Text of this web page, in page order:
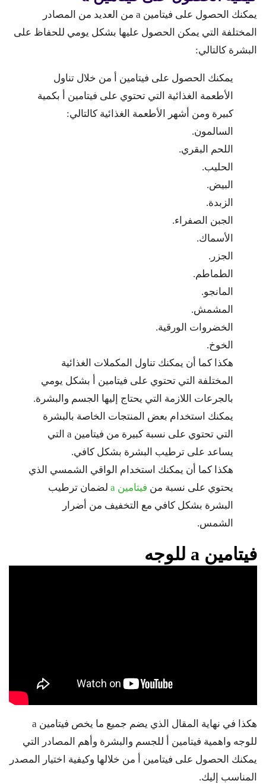
يمكنك الحصول على فيتامين a من العديد من المصادر
المختلفة التي يمكن الحصول عليها بشكل يومي للحفاظ على
البشرة كالتالي:
يمكنك الحصول على فيتامين أ من خلال تناول
الأطعمة الغذائية التي تحتوي على فيتامين أ بكمية
كبيرة ومن أشهر الأطعمة الغذائية كالتالي:
السالمون.
اللحم البقري.
الحليب.
البيض.
الزبدة.
الجبن الصفراء.
الأسماك.
الجزر.
الطماطم.
المانجو.
المشمش.
الخضروات الورقية.
الخوخ.
هكذا كما أن يمكنك تناول المكملات الغذائية
المختلفة التي تحتوي على فيتامين أ بشكل يومي
بالجرعات اللازمة التي يحتاج إليها الجسم والبشرة.
يمكنك استخدام بعض المنتجات الخاصة بالبشرة
التي تحتوي على نسبة كبيرة من فيتامين a التي
يساعد على ترطيب البشرة بشكل كافي.
هكذا كما أن يمكنك استخدام الواقي الشمسي الذي
يحتوي على نسبة من فيتامين a
لضمان ترطيب
البشرة بشكل كافي مع التخفيف من أضرار
الشمس.
فيتامين a للوجه
هكذا في نهاية المقال الذي يضم جميع ما يخص فيتامين a
للوجه واهمية فيتامين أ للجسم والبشرة وأهم المصادر التي
يمكنك الحصول على فيتامين أ من خلالها وكيفية اختيار المصدر
المناسب إليك.